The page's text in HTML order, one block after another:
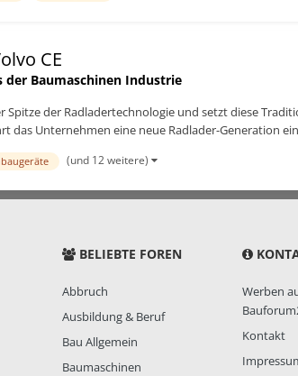
CE
der Baumaschinen Industrie
Spitze der Radladertechnologie und setzt diese
das Unternehmen eine neue Radlader-Generation
(und 12 weitere)
BELIEBTE FOREN
Abbruch
Ausbildung & Beruf
Bau Allgemein
Baumaschinen
Werben
Kontakt